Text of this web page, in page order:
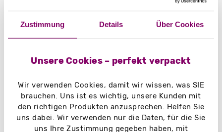
Zustimmung Details Über Cookies
Unsere Cookies – perfekt verpackt
Wir verwenden Cookies, damit wir wissen, was SIE
brauchen. Uns ist es wichtig, unsere Kunden mit
den richtigen Produkten anzusprechen. Helfen Sie
uns dabei. Wir verwenden nur die Daten, für die Sie
uns Ihre Zustimmung gegeben haben, mit